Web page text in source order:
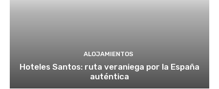
ALOJAMIENTOS
Hoteles Santos: ruta veraniega por la España
auténtica